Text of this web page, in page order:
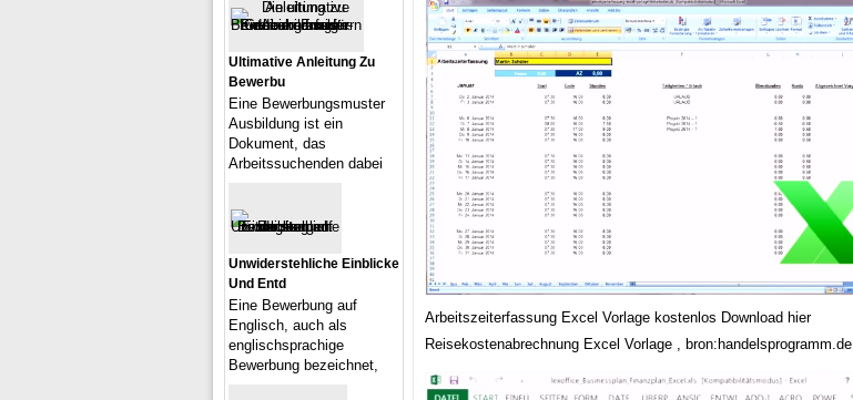
Arbeitszeiterfassung Excel Vorlage kostenlos Download hier
Reisekostenabrechnung Excel Vorlage , bron:handelsprogramm.de
Ultimative Anleitung Zu
Bewerbu
Eine Bewerbungsmuster
Ausbildung ist ein
Dokument, das
Arbeitssuchenden dabei
Unwiderstehliche Einblicke
Und Entd
Eine Bewerbung auf
Englisch, auch als
englischsprachige
Bewerbung bezeichnet,